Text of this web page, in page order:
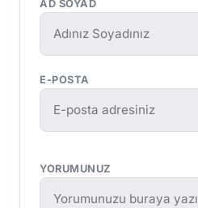
AD SOYAD
E-POSTA
YORUMUNUZ